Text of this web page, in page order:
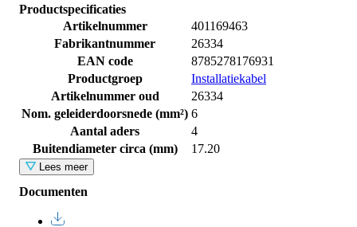
Productspecificaties
Artikelnummer
401169463
Fabrikantnummer
26334
EAN code
8785278176931
Productgroep
Installatiekabel
Artikelnummer oud
26334
Nom. geleiderdoorsnede (mm²) 6
Aantal aders
4
Buitendiameter circa (mm)
17.20
Lees meer
Documenten